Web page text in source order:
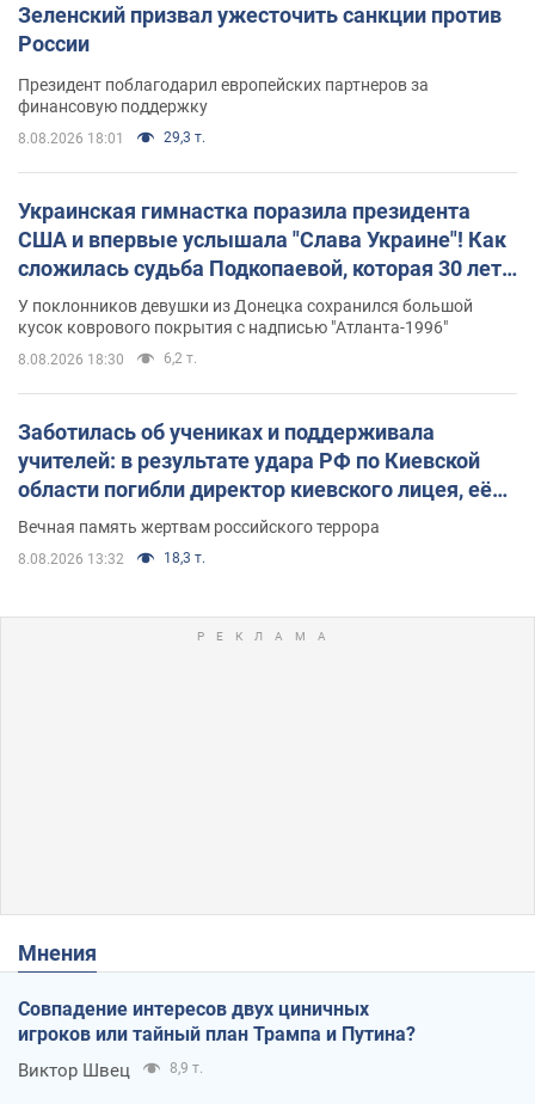
Зеленский призвал ужесточить санкции против
России
Президент поблагодарил европейских партнеров за
финансовую поддержку
8.08.2026 18:01 29,3 т.
Украинская гимнастка поразила президента
США и впервые услышала "Слава Украине"! Как
сложилась судьба Подкопаевой, которая 30 лет
назад завоевала "золото" Олимпиады
У поклонников девушки из Донецка сохранился большой
кусок коврового покрытия с надписью "Атланта-1996"
8.08.2026 18:30 6,2 т.
Заботилась об учениках и поддерживала
учителей: в результате удара РФ по Киевской
области погибли директор киевского лицея, её
муж и внук
Вечная память жертвам российского террора
8.08.2026 13:32 18,3 т.
Мнения
Совпадение интересов двух циничных
игроков или тайный план Трампа и Путина?
Виктор Швец 8,9 т.